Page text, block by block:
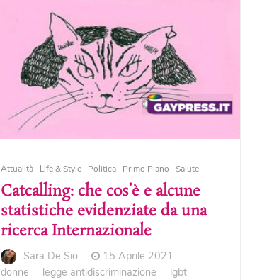
Attualità Life & Style Politica Primo Piano Salute
Catcalling: che cos’è e alcune
statistiche evidenziate da una
ricerca Internazionale
Sara De Sio
15 Aprile 2021
donne
legge antidiscriminazione
lgbt